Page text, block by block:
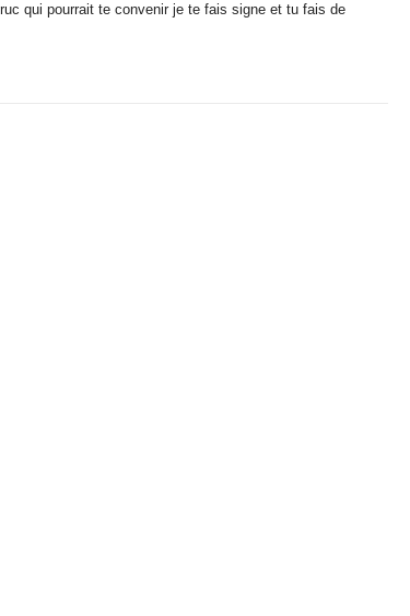
qui pourrait te convenir je te fais signe et tu fais de